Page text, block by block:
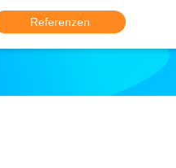
Referenzen